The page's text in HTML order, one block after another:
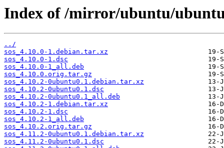
Index of /mirror/ubuntu/
../
sos_4.10.0-1.debian.tar.xz
sos_4.10.0-1.dsc
sos_4.10.0-1_all.deb
sos_4.10.0.orig.tar.gz
sos_4.10.2-0ubuntu0.1.debian.tar.xz
sos_4.10.2-0ubuntu0.1.dsc
sos_4.10.2-0ubuntu0.1_all.deb
sos_4.10.2-1.debian.tar.xz
sos_4.10.2-1.dsc
sos_4.10.2-1_all.deb
sos_4.10.2.orig.tar.gz
sos_4.11.2-0ubuntu0.1.debian.tar.xz
sos_4.11.2-0ubuntu0.1.dsc